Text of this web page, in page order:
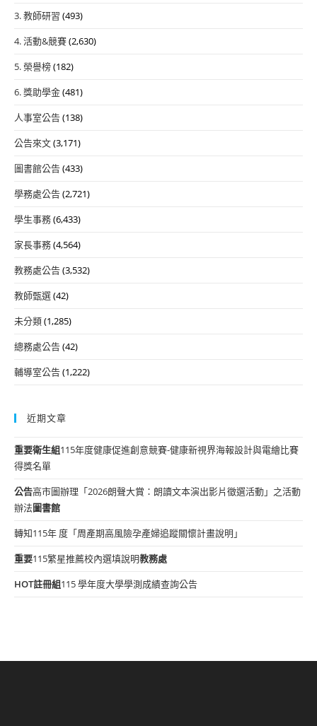
3. 教師研習 (493)
4. 活動&競賽(2,630)
5. 榮譽榜(182)
6. 獎助學金(481)
人事室公告(138)
公告來文(3,171)
圖書館公告(433)
學務處公告(2,721)
學生事務(6,433)
家長事務(4,564)
教務處公告(3,532)
教師甄選(42)
未分類(1,285)
總務處公告(42)
輔導室公告(1,222)
近期文章
重要衛生組115年度健康促進創意競賽-健康新視界海報設計與電繪比賽
得獎名單
公告高市圖辦理「2026朗聲大賞：朗讀文本演出影片徵選活動」之活動
辦法圖書館
轉知115年 度「周產期高風險孕產婦追蹤關懷計畫說明」
重要115繁星推薦校內選填說明教務處
HOT註冊組115 學年度大學學測成績查詢公告